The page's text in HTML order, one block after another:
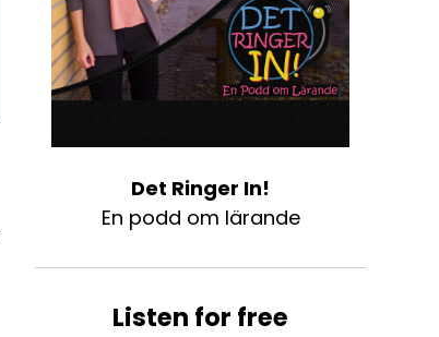
Det Ringer In!
En podd om lärande
Listen for free